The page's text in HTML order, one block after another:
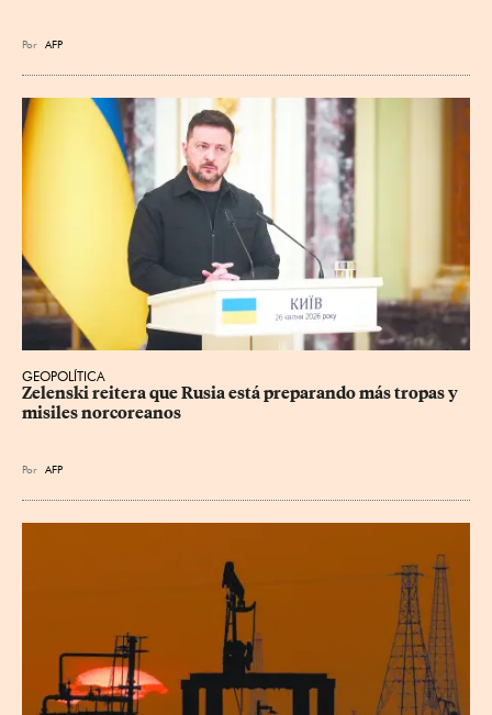
Por AFP
GEOPOLÍTICA
Zelenski reitera que Rusia está preparando más tropas y
misiles norcoreanos
Por AFP